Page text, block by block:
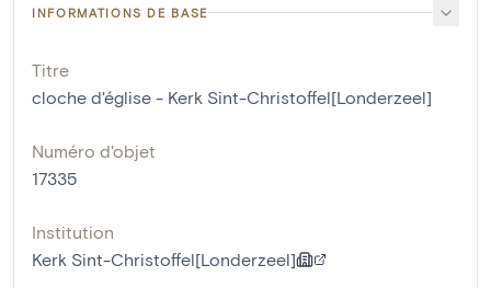
INFORMATIONS DE BASE
Titre
cloche d'église - Kerk Sint-Christoffel[Londerzeel]
Numéro d'objet
17335
Institution
Kerk Sint-Christoffel[Londerzeel]